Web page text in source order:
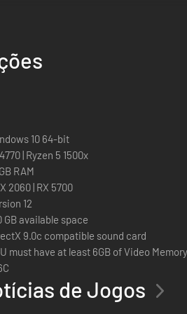
PARA
hoje.
DO QUE NUNCA
mais completo da história do
e Blake Monroe.
wrestling e revive as maiores
de Punk tornam este Showcase
COMBATES E MUITO MAIS
10 64-bit
| Ryzen 5 1500x
RAM
2060 | RX 5700
12
GB available space
9.0c compatible sound card
must have at least 6GB of Video
de Jogos